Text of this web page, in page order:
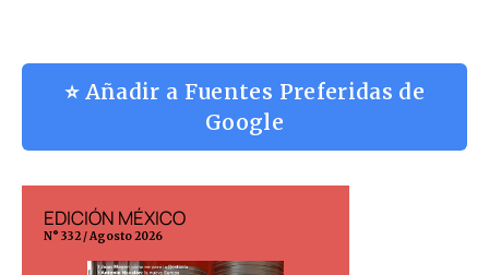
⭐ Añadir a Fuentes Preferidas de
Google
EDICIÓN MÉXICO
N° 332 / Agosto 2026